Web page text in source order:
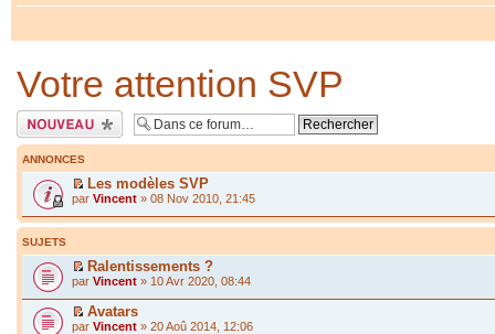
Votre attention SVP
Écrire un nouveau
sujet
ANNONCES
Les modèles SVP
par Vincent » 08 Nov 2010, 21:45
SUJETS
Ralentissements ?
par Vincent » 10 Avr 2020, 08:44
Avatars
par Vincent » 20 Aoû 2014, 12:06